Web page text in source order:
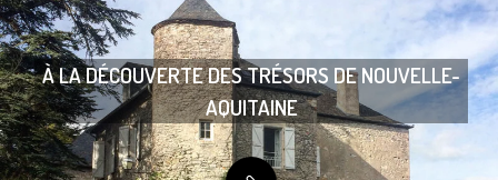
À LA DÉCOUVERTE DES TRÉSORS DE NOUVELLE-
AQUITAINE